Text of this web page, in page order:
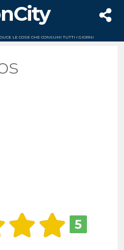
LE COSE CHE CONSUMI TUTTI I GIORNI
5